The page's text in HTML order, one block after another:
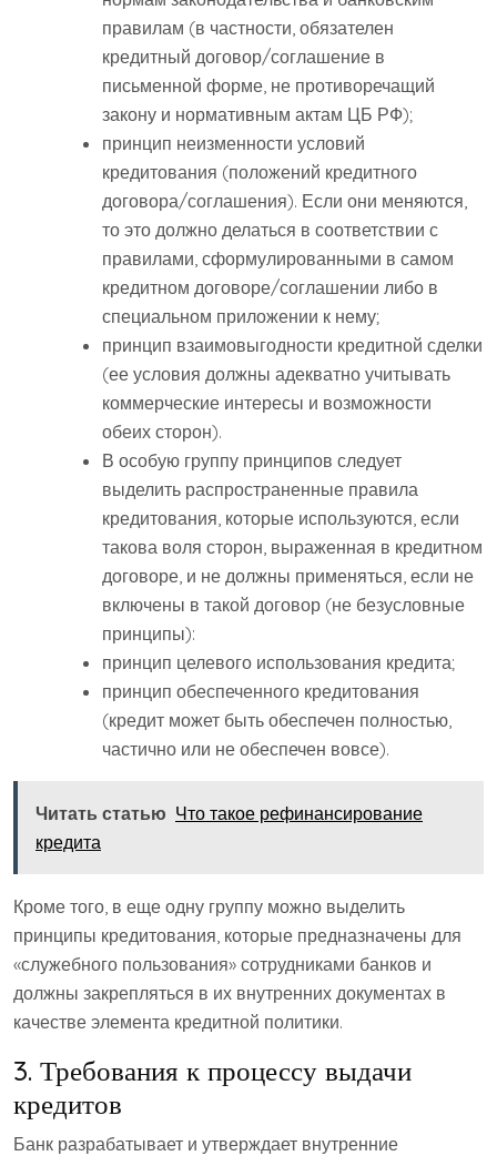
правилам (в частности, обязателен
кредитный договор/соглашение в
письменной форме, не противоречащий
закону и нормативным актам ЦБ РФ);
принцип неизменности условий
кредитования (положений кредитного
договора/соглашения). Если они меняются,
то это должно делаться в соответствии с
правилами, сформулированными в самом
кредитном договоре/соглашении либо в
специальном приложении к нему;
принцип взаимовыгодности кредитной сделки
(ее условия должны адекватно учитывать
коммерческие интересы и возможности
обеих сторон).
В особую группу принципов следует
выделить распространенные правила
кредитования, которые используются, если
такова воля сторон, выраженная в кредитном
договоре, и не должны применяться, если не
включены в такой договор (не безусловные
принципы):
принцип целевого использования кредита;
принцип обеспеченного кредитования
(кредит может быть обеспечен полностью,
частично или не обеспечен вовсе).
Читать статью Что такое рефинансирование
кредита
Кроме того, в еще одну группу можно выделить
принципы кредитования, которые предназначены для
«служебного пользования» сотрудниками банков и
должны закрепляться в их внутренних документах в
качестве элемента кредитной политики.
3. Требования к процессу выдачи
кредитов
Банк разрабатывает и утверждает внутренние